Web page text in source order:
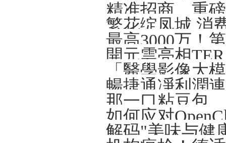
精准招商、重
繁花绽凤城 消
開元雲亮相
解码"美味与健